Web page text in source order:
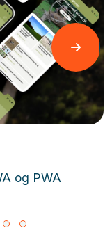
og PWA